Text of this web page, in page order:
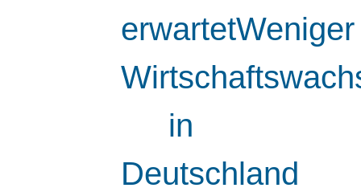
erwartetWeniger
in
Deutschland